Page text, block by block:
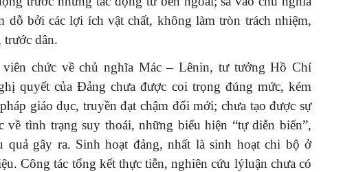
dỗ bởi các lợi ích vật chất, không làm tròn trách nhiệm,
dân.
chức về chủ nghĩa Mác – Lênin, tư tưởng Hồ Chí
quyết của Đảng chưa được coi trọng đúng mức, kém
giáo dục, truyền đạt chậm đổi mới; chưa tạo được sự
về tình trạng suy thoái, những biểu hiện “tự diễn biến”,
quả gây ra. Sinh hoạt đảng, nhất là sinh hoạt chi bộ ở
Công tác tổng kết thực tiễn, nghiên cứu lýluận chưa có
ảnh chào
của Đảng
Quản trị nhân tài – Từ lý thuyết
đến thực tiễn
08/12/2025